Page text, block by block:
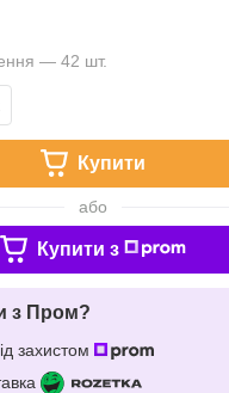
— 42 шт.
Купити
або
Купити з
з Пром?
захистом